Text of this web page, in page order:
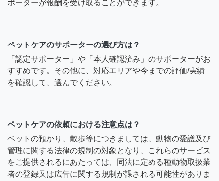
ポーターが報酬を受け取ることができます。
ペットケアのサポーターの選び方は？
「認定サポーター」や「本人確認済み」のサポーターがお
すすめです。その他に、対応エリアや今までの評価/実績
を確認して、選んでください。
ペットケアの依頼における注意点は？
ペットの預かり、散歩等につきましては、動物の愛護及び
管理に関する法律の規制の対象となり、これらのサービス
をご提供されるにあたっては、同法に定める種動物取扱業
者の登録又は広告に関する規制が課される可能性がありま